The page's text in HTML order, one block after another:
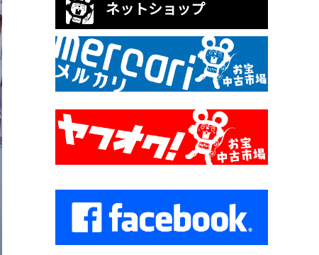
ネットショップ